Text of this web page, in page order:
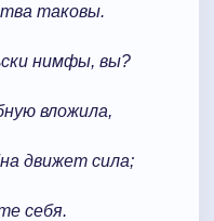
таковы.
нимфы, вы?
вложила,
движет сила;
себя.